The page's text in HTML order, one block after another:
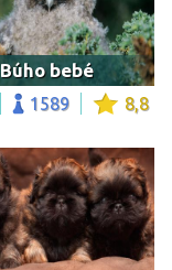
Búho bebé
1589 8,8